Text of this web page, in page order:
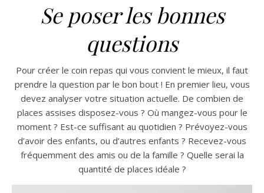
Se poser les bonnes
questions
Pour créer le coin repas qui vous convient le mieux, il faut
prendre la question par le bon bout ! En premier lieu, vous
devez analyser votre situation actuelle. De combien de
places assises disposez-vous ? Où mangez-vous pour le
moment ? Est-ce suffisant au quotidien ? Prévoyez-vous
d’avoir des enfants, ou d’autres enfants ? Recevez-vous
fréquemment des amis ou de la famille ? Quelle serai la
quantité de places idéale ?